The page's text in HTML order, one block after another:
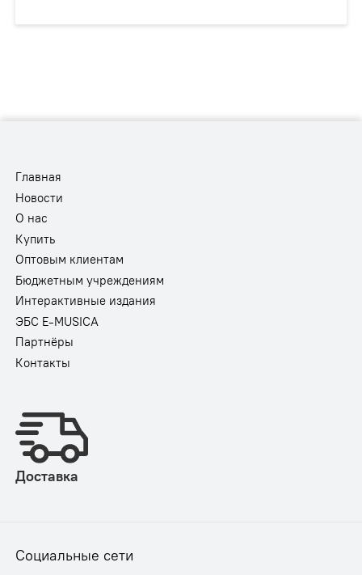
Главная
Новости
О нас
Купить
Оптовым клиентам
Бюджетным учреждениям
Интерактивные издания
ЭБС E-MUSICA
Партнёры
Контакты
Доставка
Социальные сети